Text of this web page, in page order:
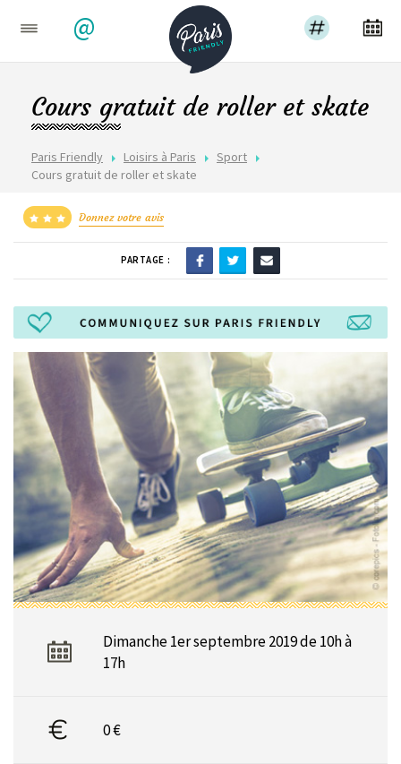
@
Paris Friendly Loisirs à Paris
Sport
Cours gratuit de roller et skate
Cours gratuit de roller et skate
Donnez votre avis
PARTAGE :
Dimanche 1er septembre 2019 de 10h à
17h
0 €